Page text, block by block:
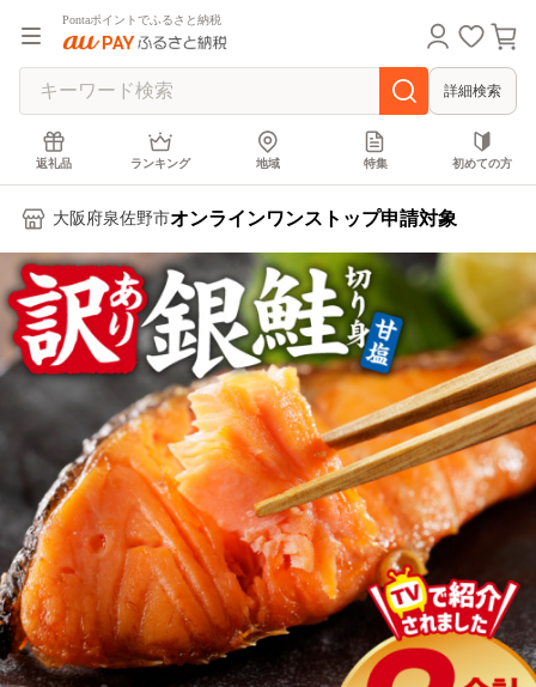
Pontaポイントでふるさと納税
詳細検索
返礼品 ランキング 地域 特集 初めての方
大阪府泉佐野市オンラインワンストップ申請対象